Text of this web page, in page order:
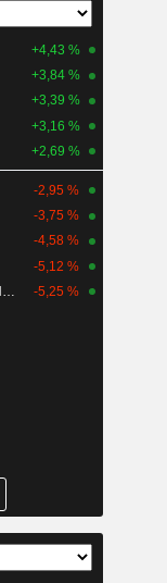
+4,43 %
+3,84 %
+3,39 %
+3,16 %
+2,69 %
-2,95 %
-3,75 %
-4,58 %
-5,12 %
-5,25 %